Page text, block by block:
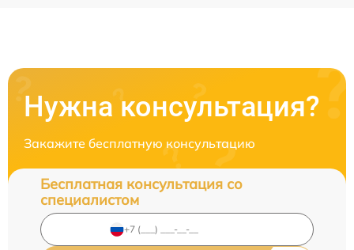
Нужна консультация?
Закажите бесплатную консультацию
Бесплатная консультация со
специалистом